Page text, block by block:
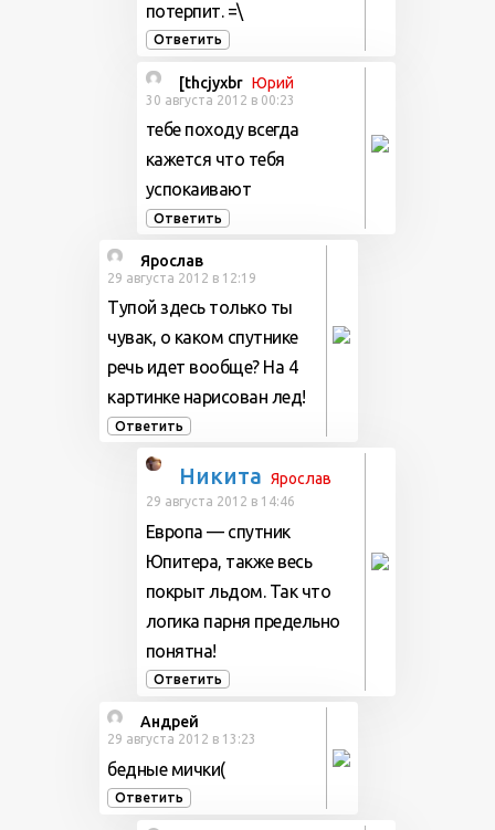
потерпит. =\
Ответить
[thcjyxbr Юрий
30 августа 2012 в 00:23
тебе походу всегда
кажется что тебя
успокаивают
Ответить
Ярослав
29 августа 2012 в 12:19
Тупой здесь только ты
чувак, о каком спутнике
речь идет вообще? На 4
картинке нарисован лед!
Ответить
Никита Ярослав
29 августа 2012 в 14:46
Европа — спутник
Юпитера, также весь
покрыт льдом. Так что
логика парня предельно
понятна!
Ответить
Андрей
29 августа 2012 в 13:23
бедные мички(
Ответить